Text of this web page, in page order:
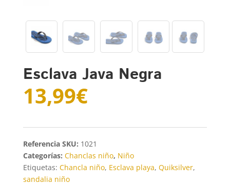
Esclava Java Negra
13,99€
SKU: 1021
Categorías: Chanclas niño, Niño
Etiquetas: Chancla niño, Esclava playa, Quiksilver,
sandalia niño